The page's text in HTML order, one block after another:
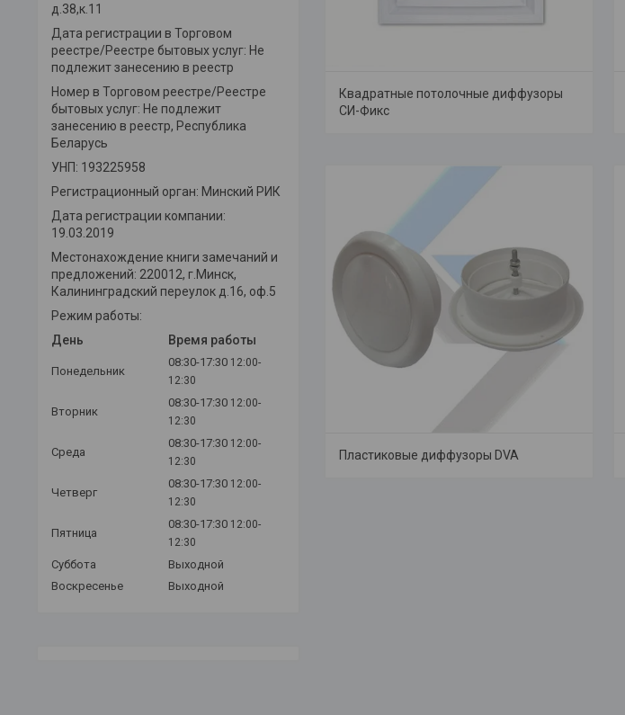
Квадратные потолочные диффузоры
СИ-Фикс
Пластиковые диффузоры DVA
д.38,к.11
Дата регистрации в Торговом
реестре/Реестре бытовых услуг: Не
подлежит занесению в реестр
Номер в Торговом реестре/Реестре
бытовых услуг: Не подлежит
занесению в реестр, Республика
Беларусь
УНП: 193225958
Регистрационный орган: Минский РИК
Дата регистрации компании:
19.03.2019
Местонахождение книги замечаний и
предложений: 220012, г.Минск,
Калининградский переулок д.16, оф.5
Режим работы:
День
Время работы
Понедельник
08:30-17:30 12:00-
12:30
Вторник
08:30-17:30 12:00-
12:30
Среда
08:30-17:30 12:00-
12:30
Четверг
08:30-17:30 12:00-
12:30
Пятница
08:30-17:30 12:00-
12:30
Суббота
Выходной
Воскресенье
Выходной